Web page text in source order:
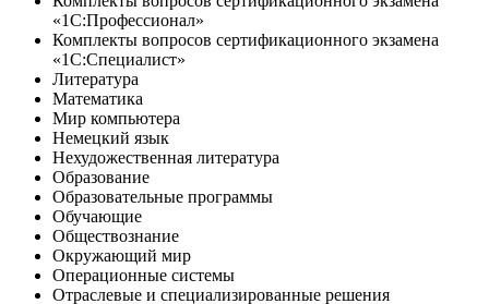
«1С:Профессионал»
Комплекты вопросов сертификационного экзамена
«1С:Специалист»
Литература
Математика
Мир компьютера
Немецкий язык
Нехудожественная литература
Образование
Образовательные программы
Обучающие
Обществознание
Окружающий мир
Операционные системы
Отраслевые и специализированные решения